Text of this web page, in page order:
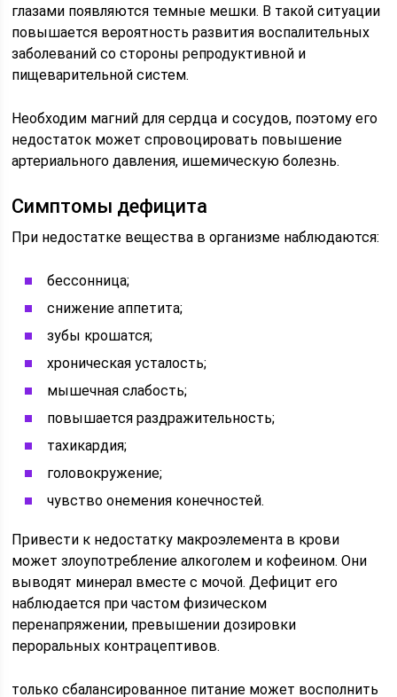
глазами появляются темные мешки. В такой ситуации
повышается вероятность развития воспалительных
заболеваний со стороны репродуктивной и
пищеварительной систем.
Необходим магний для сердца и сосудов, поэтому его
недостаток может спровоцировать повышение
артериального давления, ишемическую болезнь.
Симптомы дефицита
При недостатке вещества в организме наблюдаются:
бессонница;
снижение аппетита;
зубы крошатся;
хроническая усталость;
мышечная слабость;
повышается раздражительность;
тахикардия;
головокружение;
чувство онемения конечностей.
Привести к недостатку макроэлемента в крови
может злоупотребление алкоголем и кофеином. Они
выводят минерал вместе с мочой. Дефицит его
наблюдается при частом физическом
перенапряжении, превышении дозировки
пероральных контрацептивов.
только сбалансированное питание может восполнить